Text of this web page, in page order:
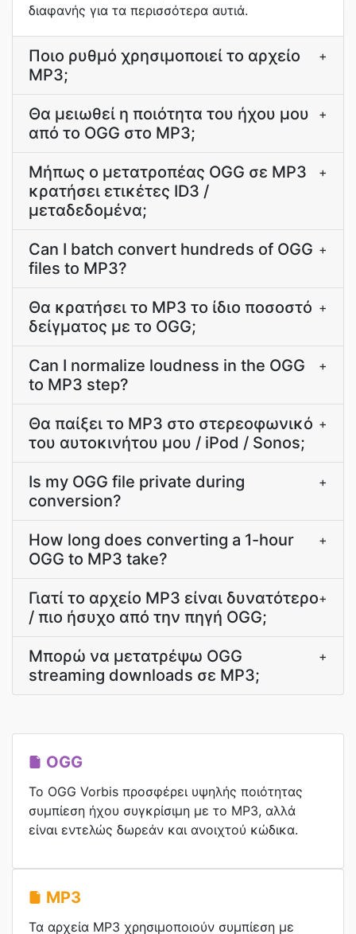
διαφανής για τα περισσότερα αυτιά.
Ποιο ρυθμό χρησιμοποιεί το αρχείο
MP3;
+
Θα μειωθεί η ποιότητα του ήχου μου
από το OGG στο MP3;
+
Μήπως ο μετατροπέας OGG σε MP3
κρατήσει ετικέτες ID3 /
μεταδεδομένα;
+
Can I batch convert hundreds of OGG
files to MP3?
+
Θα κρατήσει το MP3 το ίδιο ποσοστό
δείγματος με το OGG;
+
Can I normalize loudness in the OGG
to MP3 step?
+
Θα παίξει το MP3 στο στερεοφωνικό
του αυτοκινήτου μου / iPod / Sonos;
+
Is my OGG file private during
conversion?
+
How long does converting a 1-hour
OGG to MP3 take?
+
Γιατί το αρχείο MP3 είναι δυνατότερο
/ πιο ήσυχο από την πηγή OGG;
+
Μπορώ να μετατρέψω OGG
streaming downloads σε MP3;
+
OGG
Το OGG Vorbis προσφέρει υψηλής ποιότητας
συμπίεση ήχου συγκρίσιμη με το MP3, αλλά
είναι εντελώς δωρεάν και ανοιχτού κώδικα.
MP3
Τα αρχεία MP3 χρησιμοποιούν συμπίεση με